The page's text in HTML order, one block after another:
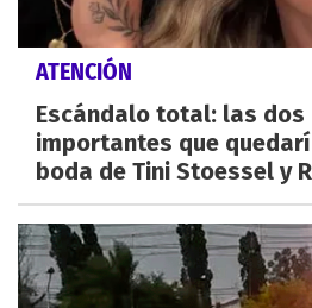
ATENCIÓN
Escándalo total: las dos
importantes que
boda de Tini Stoessel y